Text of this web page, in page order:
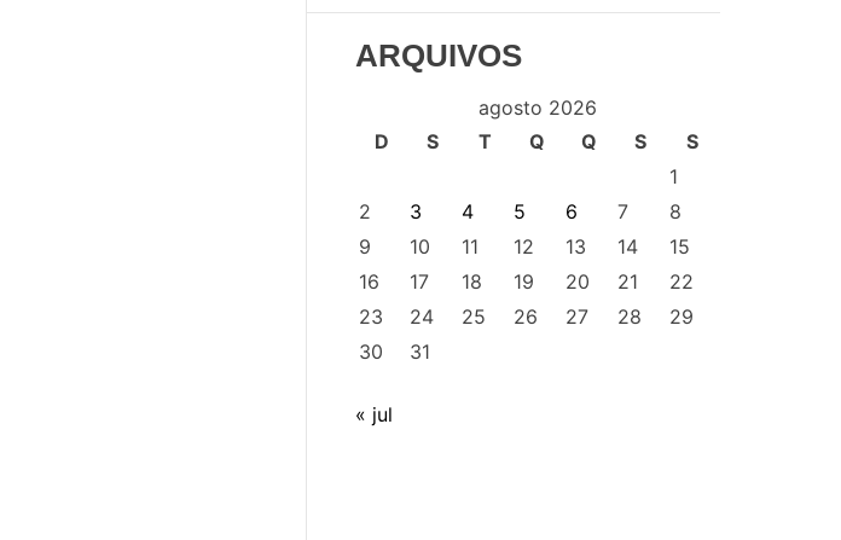
ARQUIVOS
agosto 2026
D
S T Q Q S
S
1
2
3 4 5 6 7
8
9
10 11 12 13 14
15
16
17 18 19 20 21
22
23
24 25 26 27 28
29
30
31
« jul